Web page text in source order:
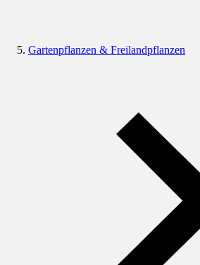
Gartenpflanzen & Freilandpflanzen